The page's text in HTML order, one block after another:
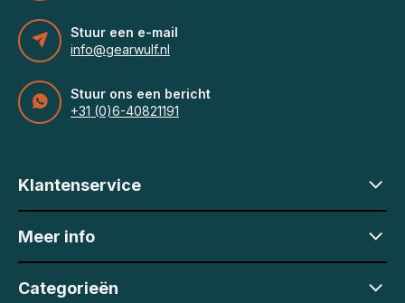
Stuur een e-mail
info@gearwulf.nl
Stuur ons een bericht
+31 (0)6-40821191
Klantenservice
Meer info
Categorieën